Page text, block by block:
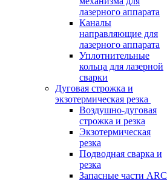
лазерного аппарата
Каналы
направляющие для
лазерного аппарата
Уплотнительные
кольца для лазерной
сварки
Дуговая строжка и
экзотермическая резка
Воздушно-дуговая
строжка и резка
Экзотермическая
резка
Подводная сварка и
резка
Запасные части ARC